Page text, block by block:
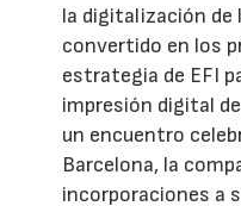
la digitalización de
convertido en los
estrategia de EFI
impresión digital
un encuentro
Barcelona, la
incorporaciones a